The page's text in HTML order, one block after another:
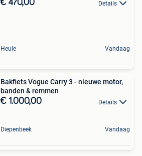
€ 470,00 Details
Heule Vandaag
Bakfiets Vogue Carry 3 - nieuwe motor,
banden & remmen
€ 1.000,00 Details
Diepenbeek Vandaag